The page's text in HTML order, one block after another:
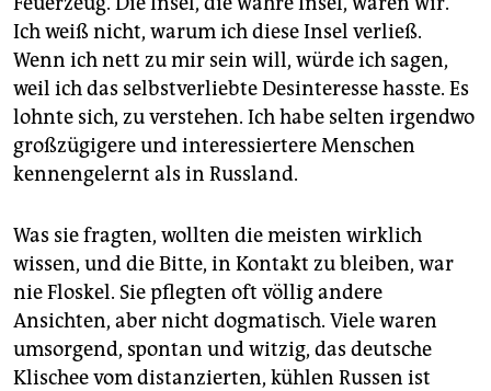
Ich weiß nicht, warum ich diese Insel verließ.
Wenn ich nett zu mir sein will, würde ich sagen,
weil ich das selbstverliebte Desinteresse hasste. Es
lohnte sich, zu verstehen. Ich habe selten irgendwo
großzügigere und interessiertere Menschen
kennengelernt als in Russland.
Was sie fragten, wollten die meisten wirklich
wissen, und die Bitte, in Kontakt zu bleiben, war
nie Floskel. Sie pflegten oft völlig andere
Ansichten, aber nicht dogmatisch. Viele waren
umsorgend, spontan und witzig, das deutsche
Klischee vom distanzierten, kühlen Russen ist